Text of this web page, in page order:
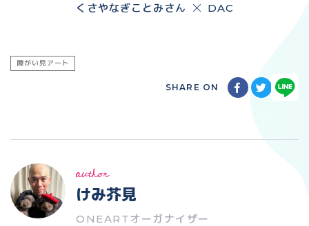
くさやなぎことみさん DAC
障がい児アート
SHARE ON
author
けみ芥見
ONEARTオーガナイザー